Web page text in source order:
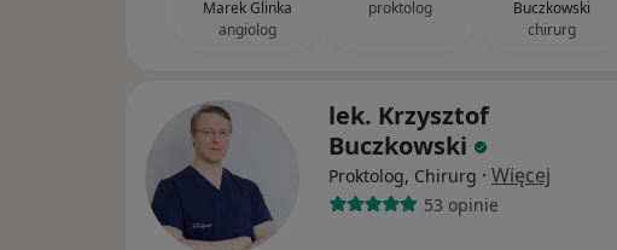
Marek Glinka
angiolog
proktolog
Buczkowski
chirurg
lek. Krzysztof
Buczkowski
Proktolog, Chirurg · Więcej
53 opinie